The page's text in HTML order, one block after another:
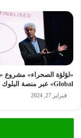
Global» عبر منصة البلوك تشين
فبراير 27, 2024